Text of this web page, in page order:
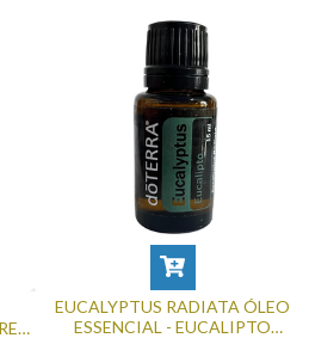
EUCALYPTUS RADIATA ÓLEO
ESSENCIAL - EUCALIPTO